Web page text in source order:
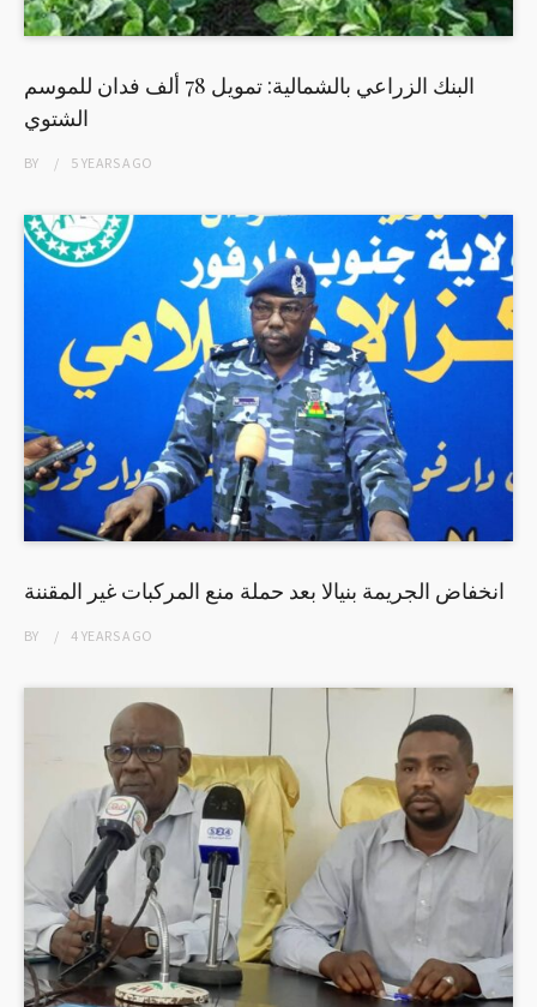
البنك الزراعي بالشمالية: تمويل 78 ألف فدان للموسم
الشتوي
BY 5 YEARSAGO
انخفاض الجريمة بنيالا بعد حملة منع المركبات غير المقننة
BY 4 YEARSAGO